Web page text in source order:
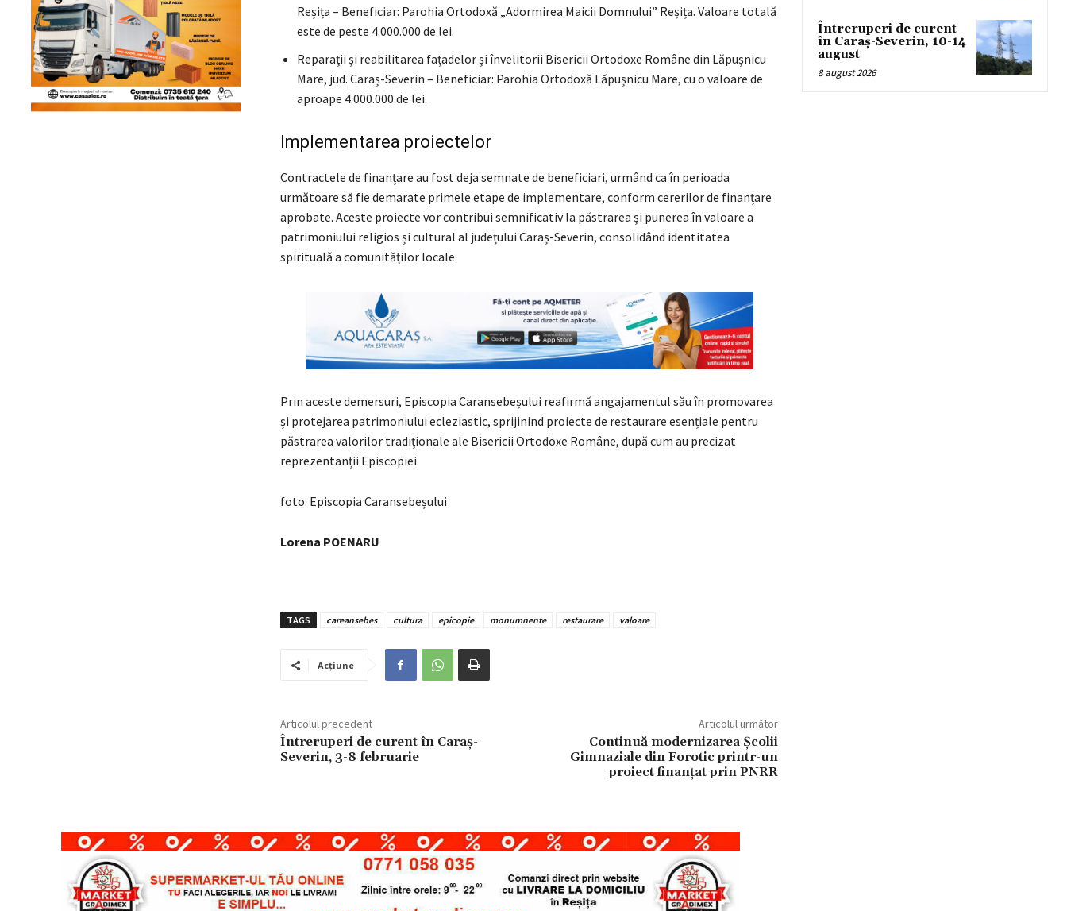
Reșița – Beneficiar: Parohia Ortodoxă „Adormirea Maicii Domnului” Reșița. Valoare totală
este de peste 4.000.000 de lei.
Reparații și reabilitarea fațadelor și învelitorii Bisericii Ortodoxe Române din Lăpușnicu
Mare, jud. Caraș-Severin – Beneficiar: Parohia Ortodoxă Lăpușnicu Mare, cu o valoare de
aproape 4.000.000 de lei.
Implementarea proiectelor
Contractele de finanțare au fost deja semnate de beneficiari, urmând ca în perioada
următoare să fie demarate primele etape de implementare, conform cererilor de finanțare
aprobate. Aceste proiecte vor contribui semnificativ la păstrarea și punerea în valoare a
patrimoniului religios și cultural al județului Caraș-Severin, consolidând identitatea
spirituală a comunităților locale.
Prin aceste demersuri, Episcopia Caransebeșului reafirmă angajamentul său în promovarea
și protejarea patrimoniului ecleziastic, sprijinind proiecte de restaurare esențiale pentru
păstrarea valorilor tradiționale ale Bisericii Ortodoxe Române, după cum au precizat
reprezentanții Episcopiei.
foto: Episcopia Caransebeșului
Lorena POENARU
TAGS careansebes cultura epicopie monumnente restaurare valoare
Acțiune
Articolul precedent
Întreruperi de curent în Caraș-
Severin, 3-8 februarie
Articolul următor
Continuă modernizarea Școlii
Gimnaziale din Forotic printr-un
proiect finanțat prin PNRR
Întreruperi de curent
în Caraș-Severin, 10-14
august
8 august 2026